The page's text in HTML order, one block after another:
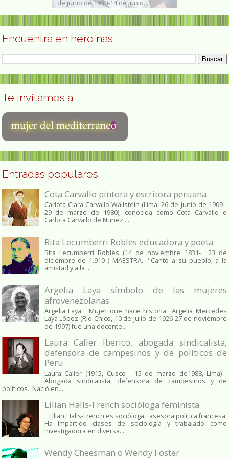
de junio de 1930-14 de junio...
Encuentra en heroínas
Te invitamos a
Entradas populares
Cota Carvallo pintora y escritora peruana
Carlota Clara Carvallo Wallstein (Lima, 26 de junio de 1909 -
29 de marzo de 1980), conocida como Cota Carvallo o
Carlota Carvallo de Nuñez,...
Rita Lecumberri Robles educadora y poeta
Rita Lecumberri Robles (14 de noviembre 1831- 23 de
diciembre de 1.910 ) MAESTRA.- "Cantó a su pueblo, a la
amistad y a la ...
Argelia Laya símbolo de las mujeres
afrovenezolanas
Argelia Laya , Mujer que hace historia Argelia Mercedes
Laya López (Río Chico, 10 de julio de 1926-27 de noviembre
de 1997) fue una docente...
Laura Caller Iberico, abogada sindicalista,
defensora de campesinos y de políticos de
Peru
Laura Caller (1915, Cusco - 15 de marzo de1988, Lima)
Abogada sindicalista, defensora de campesinos y de
políticos. Nació en...
Lilian Halls-French socióloga feminista
Lilian Halls-French es socióloga, asesora política francesa.
Ha impartido clases de sociología y trabajado como
investigadora en diversa...
Wendy Cheesman o Wendy Foster